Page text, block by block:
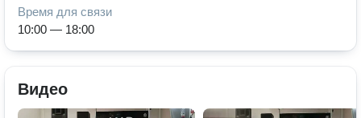
Время для связи
10:00 — 18:00
Видео